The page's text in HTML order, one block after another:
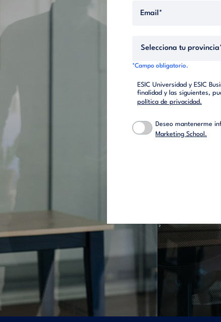
*Campo obligatorio.
ESIC Universidad y ESIC
finalidad y las siguientes,
política de privacidad.
Deseo mantenerme
Marketing School.